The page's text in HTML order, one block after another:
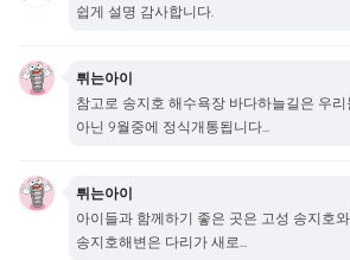
쉽게 설명 감사합니다.
튀는아이
참고로 송지호 해수욕장 바다하늘길은 우
아닌 9월중에 정식개통됩니다...
튀는아이
아이들과 함께하기 좋은 곳은 고성 송지호
송지호해변은 다리가 새로...